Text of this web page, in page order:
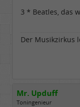
Beiträge:
17571
3 * Beatles, das
Der Musikzirkus
Mr. Upduff
Toningenieur